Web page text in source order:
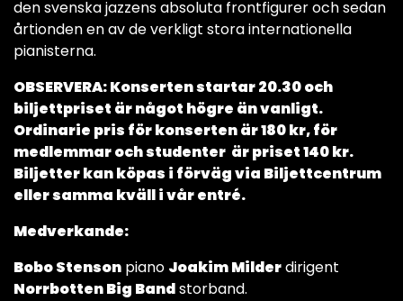
den svenska jazzens absoluta frontfigurer och sedan
årtionden en av de verkligt stora internationella
pianisterna.
OBSERVERA: Konserten startar 20.30 och
biljettpriset är något högre än vanligt.
Ordinarie pris för konserten är 180 kr, för
medlemmar och studenter är priset 140 kr.
Biljetter kan köpas i förväg via Biljettcentrum
eller samma kväll i vår entré.
Medverkande:
Bobo Stenson piano Joakim Milderdirigent
Norrbotten Big Bandstorband.